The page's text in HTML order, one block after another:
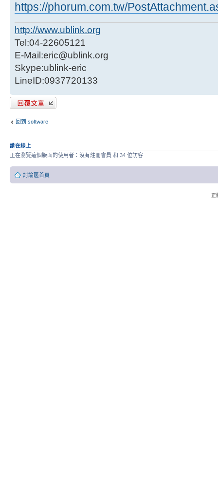
https://phorum.com.tw/
http://www.ublink.org
Tel:04-22605121
E-Mail:eric@ublink.org
Skype:ublink-eric
LineID:0937720133
發表回覆
回到 software
誰在線上
正在瀏覽這個版面的使用者：沒有註冊會員 和 34 位訪客
討論區首頁
正